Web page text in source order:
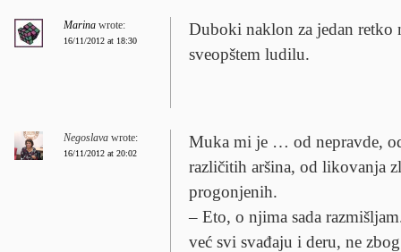
Marina wrote:
16/11/2012 at 18:30
Duboki naklon za jedan retko
sveopštem ludilu.
Negoslava wrote:
16/11/2012 at 20:02
Muka mi je … od nepravde,
različitih aršina, od likovanja
progonjenih.
– Eto, o njima sada
već svi svađaju i deru, ne